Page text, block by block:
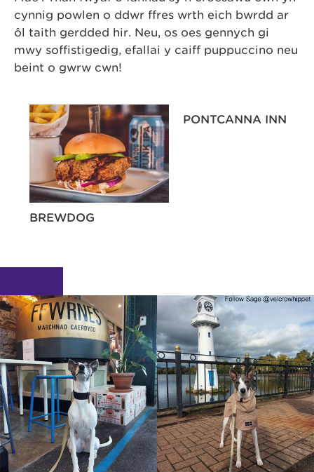
cynnig powlen o ddŵr ffres wrth eich bwrdd ar
ôl taith gerdded hir. Neu, os oes gennych gi
mwy soffistigedig, efallai y caiff puppuccino neu
beint o gwrw cŵn!
BREWDOG
PONTCANNA INN